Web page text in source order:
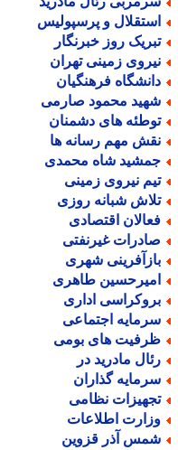
و پرسپولیس
روز خبرنگار
زمینی تهران
فرهنگیان
محمود صارمی
های دشمنان
مهم رسانه ها
شاه محمدی
نیروی زمینی
شبانه روزی
اقتصادی
غیرنفتی
شهری
طاهری
اداری
اجتماعی
های بومی
مادرید در
گذاران
نظامی
اطلاعات
آذر قزوین